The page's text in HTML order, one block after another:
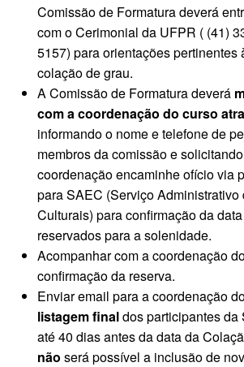
Comissão de Formatura deverá
com o Cerimonial da UFPR ( (41)
5157) para orientações pertinentes
colação de grau.
A Comissão de Formatura deverá
com a coordenação do curso
informando o nome e telefone de
membros da comissão e
coordenação encaminhe ofício via
para SAEC (Serviço Administrativo
Culturais) para confirmação da
reservados para a solenidade.
Acompanhar com a coordenação
confirmação da reserva.
Enviar email para a coordenação
listagem finaldos participantes
até 40 dias antes da data da
não será possível a inclusão de